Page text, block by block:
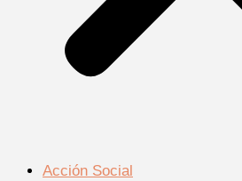
Acción Social